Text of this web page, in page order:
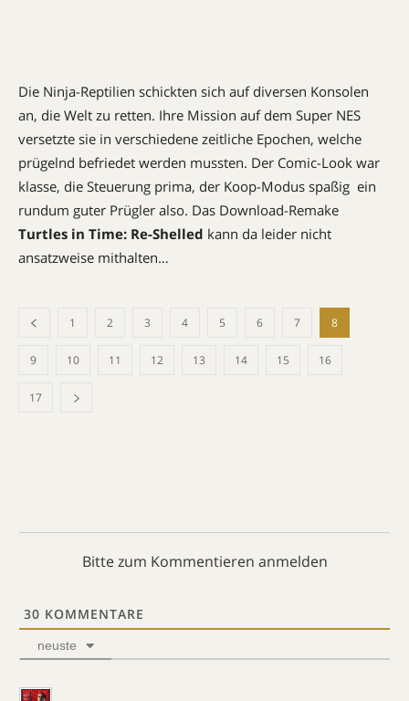
Die Ninja-Reptilien schickten sich auf diversen Konsolen
an, die Welt zu retten. Ihre Mission auf dem Super NES
versetzte sie in verschiedene zeitliche Epochen, welche
prügelnd befriedet werden mussten. Der Comic-Look war
klasse, die Steuerung prima, der Koop-Modus spaßig  ein
rundum guter Prügler also. Das Download-Remake
Turtles in Time: Re-Shelled kann da leider nicht
ansatzweise mithalten…
1 2 3 4 5 6 7 8
9 10 11 12 13 14 15 16
17
Bitte zum Kommentieren anmelden
30 KOMMENTARE
neuste